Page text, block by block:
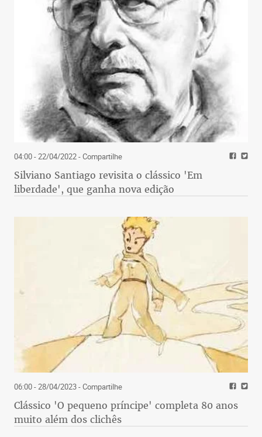
04:00 - 22/04/2022- Compartilhe
Silviano Santiago revisita o clássico 'Em
liberdade', que ganha nova edição
06:00 - 28/04/2023- Compartilhe
Clássico 'O pequeno príncipe' completa 80 anos
muito além dos clichês